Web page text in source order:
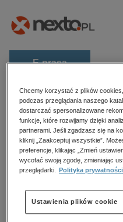
E-prasa
Kategorie
Zobacz wszystkie E-prasa
budownictwo,
biznesowe,
darmowe wydania
dzienniki
Strona główna
Języki i nauka
audiobooki
Sortowanie
Chcemy korzystać z plików
podczas przeglądania naszego
dostarczać spersonalizowane
funkcje, które rozwijamy dzięki
partnerami. Jeśli zgadzasz się na
kliknij „Zaakceptuj wszystkie”.
preferencje, klikając „Zmień
wycofać swoją zgodę, zmieniając
przeglądarki.
Polityka prywatności
Ustawienia plików cookie